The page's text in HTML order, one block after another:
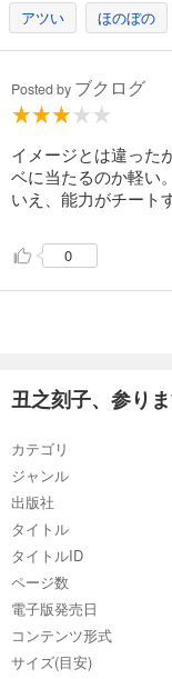
アツい ほのぼの
Posted by ブクログ
イメージとは違った
ベに当たるのか軽い
いえ、能力がチート
0
丑之刻子、参り
カテゴリ
ジャンル
出版社
タイトル
タイトルID
ページ数
電子版発売日
コンテンツ形式
サイズ(目安)